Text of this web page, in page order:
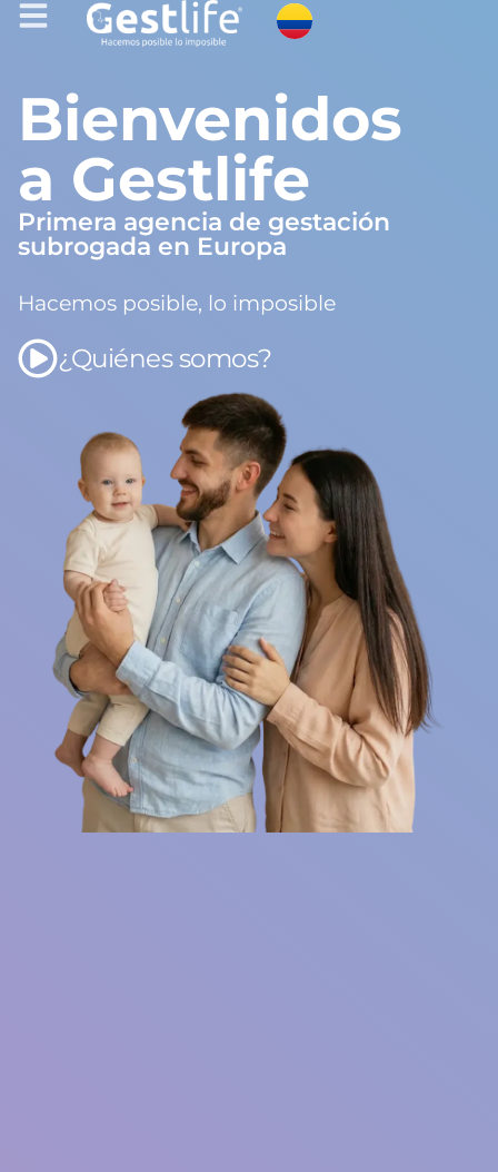
Bienvenidos
a Gestlife
Primera agencia de gestación
subrogada en Europa
Hacemos posible, lo imposible
¿Quiénes somos?